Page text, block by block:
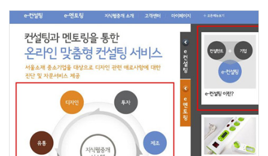
포 U
L
복
공
유
하
기
기
게
변
경
하
기
기
게
변
경
하